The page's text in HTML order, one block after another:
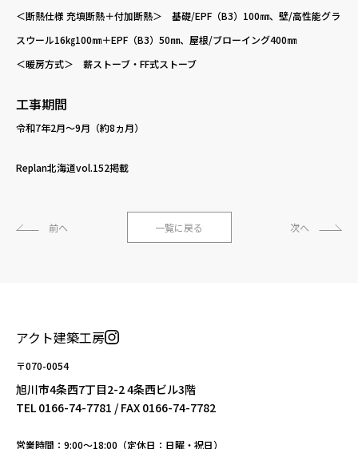
＜断熱仕様 充填断熱＋付加断熱＞ 基礎/EPF（B3）100㎜、壁/高性能グラ
スウール16㎏100㎜＋EPF（B3）50㎜、屋根/ブローイング400㎜
＜暖房方式＞ 薪ストーブ・FF式ストーブ
工事期間
令和7年2月〜9月（約8ヵ月）
Replan北海道vol.152掲載
前へ 一覧に戻る 次へ
アクト建築工房
〒070-0054
旭川市4条西7丁目2-2 4条西ビル3階
TEL 0166-74-7781 / FAX 0166-74-7782
営業時間：9:00〜18:00（定休日：日曜・祝日）